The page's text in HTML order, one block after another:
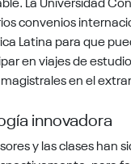
convenios
Latina para que
en viajes de
en el
innovadora
y las clases han